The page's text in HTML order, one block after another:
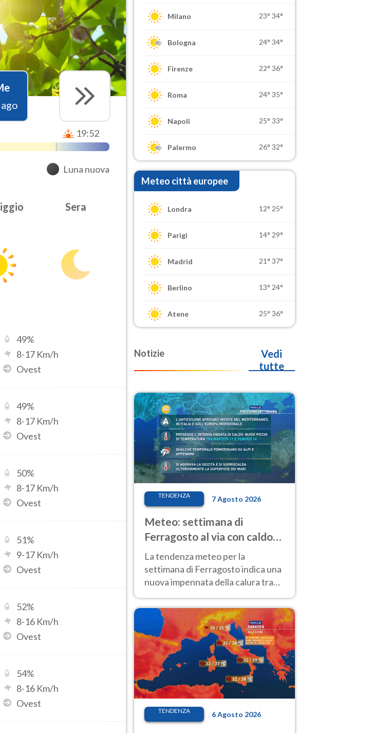
19:52
Luna nuova
Sera
49%
8-17 Km/h
Ovest
49%
8-17 Km/h
Ovest
50%
8-17 Km/h
Ovest
51%
9-17 Km/h
Ovest
52%
8-16 Km/h
Ovest
54%
8-16 Km/h
Ovest
Milano 23° 34°
Bologna 24° 34°
Firenze 22° 36°
Roma 24° 35°
Napoli 25° 33°
Palermo 26° 32°
Meteo città europee
Londra 12° 25°
Parigi 14° 29°
Madrid 21° 37°
Berlino 13° 24°
Atene 25° 36°
Notizie
Vedi
tutte
TENDENZA 7 Agosto 2026
Meteo: settimana di
Ferragosto al via con caldo
intenso e qualche temporale
La tendenza meteo per la
settimana di Ferragosto indica una
nuova impennata della calura tra
anche al Nord.
TENDENZA 6 Agosto 2026